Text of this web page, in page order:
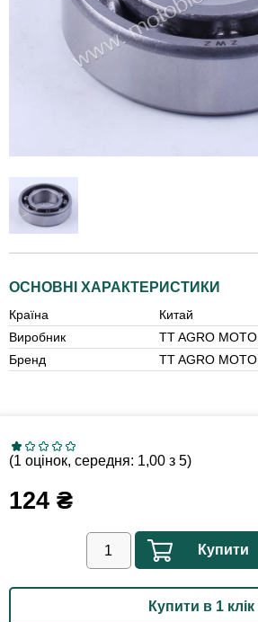
ОСНОВНІ ХАРАКТЕРИСТИКИ
Країна
Китай
Виробник
TT AGRO MOTO
Бренд
TT AGRO MOTO
(1 оцінок, середня: 1,00 з 5)
124 ₴
Купити
Купити в 1 клік